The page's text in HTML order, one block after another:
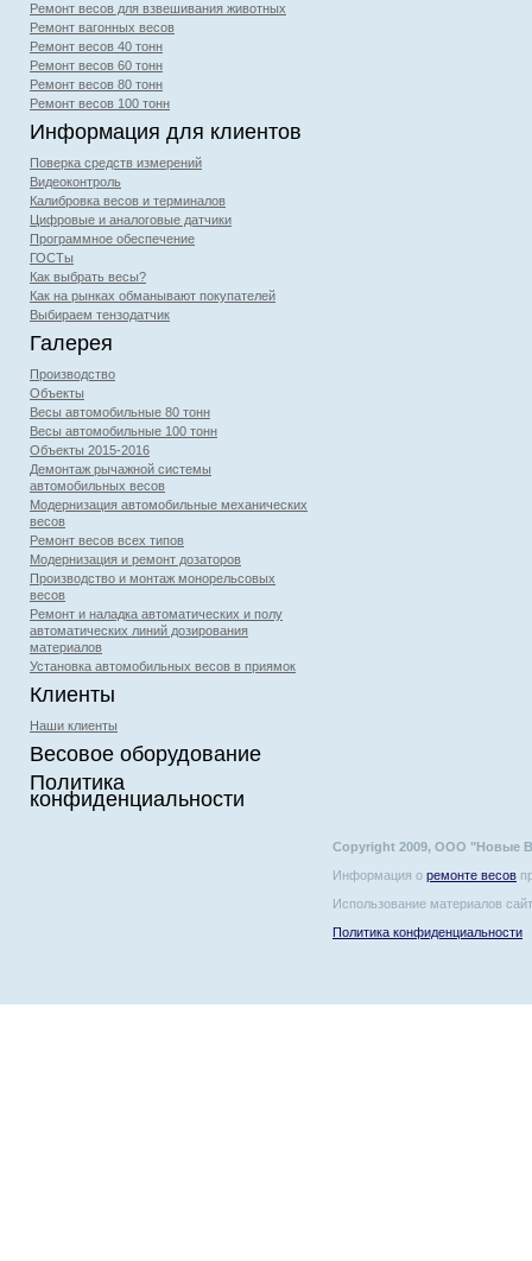
Copyright 2009, ООО "Новые
Информация о ремонте весов
Использование материалов
Политика конфиденциальности
Ремонт весов для взвешивания животных
Ремонт вагонных весов
Ремонт весов 40 тонн
Ремонт весов 60 тонн
Ремонт весов 80 тонн
Ремонт весов 100 тонн
Информация для клиентов
Поверка средств измерений
Видеоконтроль
Калибровка весов и терминалов
Цифровые и аналоговые датчики
Программное обеспечение
ГОСТы
Как выбрать весы?
Как на рынках обманывают покупателей
Выбираем тензодатчик
Галерея
Производство
Объекты
Весы автомобильные 80 тонн
Весы автомобильные 100 тонн
Объекты 2015-2016
Демонтаж рычажной системы
автомобильных весов
Модернизация автомобильные механических
весов
Ремонт весов всех типов
Модернизация и ремонт дозаторов
Производство и монтаж монорельсовых
весов
Ремонт и наладка автоматических и полу
автоматических линий дозирования
материалов
Установка автомобильных весов в приямок
Клиенты
Наши клиенты
Весовое оборудование
Политика
конфиденциальности